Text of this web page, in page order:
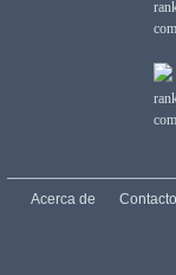
Acerca de Contacto